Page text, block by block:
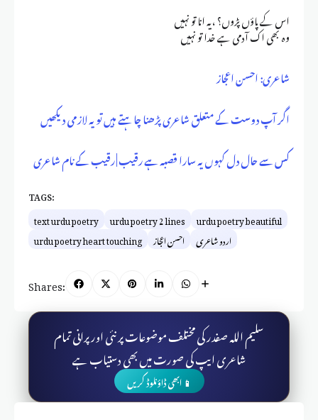
اس کے پاؤں پڑوں؟ ، یہ انا تو نہیں
وہ بھی اک آدمی ہے خدا تو نہیں
شاعری: احسن اعجاز
اگر آپ دوست کے متعلق شاعری پڑھنا چاہتے ہیں تو یہ لازمی دیکھیں
کس سے حال دل کہوں یہ سارا قصبہ ہے رقیب | رقیب کے نام شاعری
TAGS:
text urdu poetry urdu poetry 2 lines urdu poetry beautiful
urdu poetry heart touching احسن اعجاز اردو شاعری
Shares:
سلیم اللہ صفدر کی مختلف موضوعات پر نئی اور پرانی تمام
شاعری ایپ کی صورت میں بھی دستیاب ہے
📱 ابھی ڈاؤنلوڈ کریں